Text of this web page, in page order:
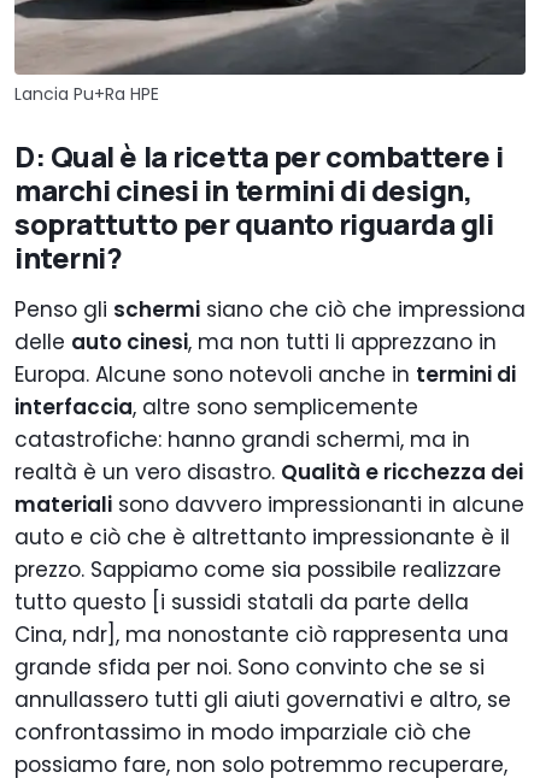
Lancia Pu+Ra HPE
D: Qual è la ricetta per combattere i
marchi cinesi in termini di design,
soprattutto per quanto riguarda gli
interni?
Penso gli schermi siano che ciò che impressiona
delle auto cinesi, ma non tutti li apprezzano in
Europa. Alcune sono notevoli anche in termini di
interfaccia, altre sono semplicemente
catastrofiche: hanno grandi schermi, ma in
realtà è un vero disastro. Qualità e ricchezza dei
materiali sono davvero impressionanti in alcune
auto e ciò che è altrettanto impressionante è il
prezzo. Sappiamo come sia possibile realizzare
tutto questo [i sussidi statali da parte della
Cina, ndr], ma nonostante ciò rappresenta una
grande sfida per noi. Sono convinto che se si
annullassero tutti gli aiuti governativi e altro, se
confrontassimo in modo imparziale ciò che
possiamo fare, non solo potremmo recuperare,